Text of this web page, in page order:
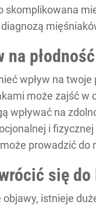
skomplikowana
na
wpływ na
może zajść w
wpływać na
i
prowadzić
się do
istnieje